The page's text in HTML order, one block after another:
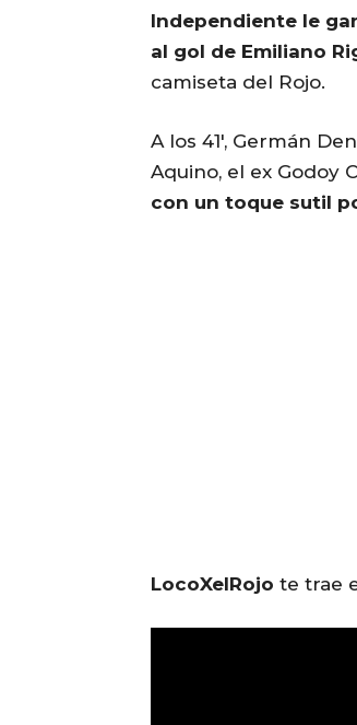
Independiente le
al gol de Emiliano
camiseta del Rojo.
A los 41′, Germán
Aquino, el ex Godoy
con un toque sutil
LocoXelRojo te trae